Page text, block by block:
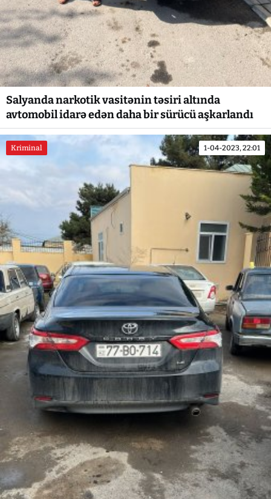
Salyanda narkotik vasitənin təsiri altında
avtomobil idarə edən daha bir sürücü aşkarlandı
Kriminal 1-04-2023, 22:01